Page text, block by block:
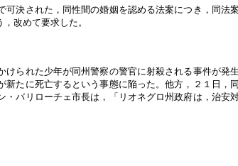
可決された，同性間の婚姻を認める法案につき，同
改めて要求した。
られた少年が同州警察の警官に射殺される事件が発
たに死亡するという事態に陥った。他方，２１日，
バリローチェ市長は，「リオネグロ州政府は，治